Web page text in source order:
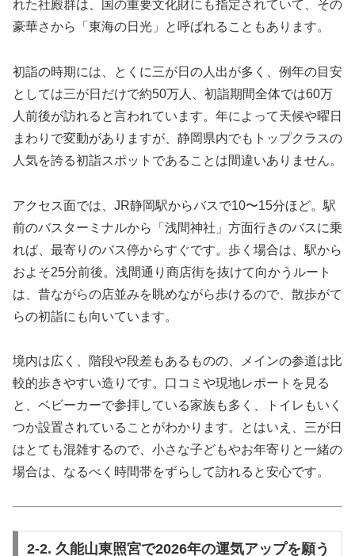
れた社殿群は、国の重要文化財にも指定されていて、その
豪華さから「東海の日光」と呼ばれることもあります。
初詣の時期には、とくに三が日の人出が多く、例年の目安
としては三が日だけで約50万人、初詣期間全体では60万
人前後が訪れると言われています。年によって天候や曜日
まわりで変動がありますが、静岡県内でもトップクラスの
人気を誇る初詣スポットであることは間違いありません。
アクセス面では、JR静岡駅からバスで10〜15分ほど。駅
前のバスターミナルから「浅間神社」方面行きのバスに乗
れば、最寄りのバス停からすぐです。歩く場合は、駅から
およそ25分前後。浅間通り商店街を抜けて向かうルート
は、昔ながらの店並みを眺めながら歩けるので、散歩がて
らの初詣にも向いています。
境内は広く、階段や段差もあるものの、メインの参道は比
較的歩きやすい造りです。口コミや現地レポートを見る
と、ベビーカーで参拝している家族も多く、トイレもいく
つか設置されていることがわかります。とはいえ、三が日
はとても混雑するので、小さな子どもやお年寄りと一緒の
場合は、なるべく時間帯をずらして訪れると安心です。
2-2. 久能山東照宮で2026年の運気アップを願う